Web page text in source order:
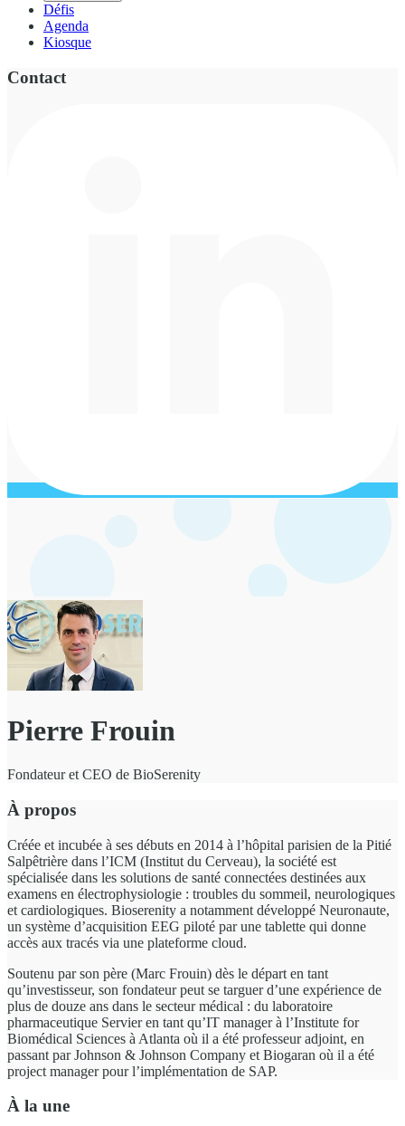
Défis
Agenda
Kiosque
Contact
Pierre Frouin
Fondateur et CEO de BioSerenity
À propos
Créée et incubée à ses débuts en 2014 à l’hôpital parisien de la Pitié
Salpêtrière dans l’ICM (Institut du Cerveau), la société est
spécialisée dans les solutions de santé connectées destinées aux
examens en électrophysiologie : troubles du sommeil, neurologiques
et cardiologiques. Bioserenity a notamment développé Neuronaute,
un système d’acquisition EEG piloté par une tablette qui donne
accès aux tracés via une plateforme cloud.
Soutenu par son père (Marc Frouin) dès le départ en tant
qu’investisseur, son fondateur peut se targuer d’une expérience de
plus de douze ans dans le secteur médical : du laboratoire
pharmaceutique Servier en tant qu’IT manager à l’Institute for
Biomédical Sciences à Atlanta où il a été professeur adjoint, en
passant par Johnson & Johnson Company et Biogaran où il a été
project manager pour l’implémentation de SAP.
À la une